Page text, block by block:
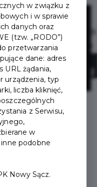
PL
w związku z
i w sprawie
danych oraz
(tzw. „RODO”)
przetwarzania
dane: adres
URL żądania,
urządzenia, typ
liczba kliknięć,
z Serwisu,
w
podobne
Nowy Sącz.